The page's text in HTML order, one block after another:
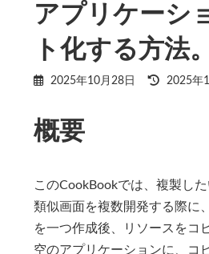
アプリケーシ
ト化する方法。
2025年10月28日
最
2025年
概要
このCookBookでは、複製し
類似画面を複数開発する際に
を一つ作成後、リソースをコ
空のアプリケーションに、コ